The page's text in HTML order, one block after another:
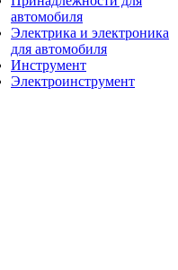
автомобиля
Электрика и электроника
для автомобиля
Инструмент
Электроинструмент